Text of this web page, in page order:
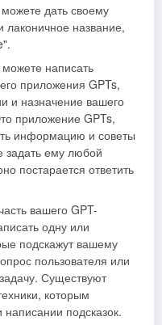
дать своему
лаконичное название,
написать
приложения GPTs,
и назначение вашего
приложение GPTs,
информацию и советы
задать ему любой
постарается ответить
вашего GPT-
одну или
подскажут вашему
пользователя или
Существуют
которым
подсказок.